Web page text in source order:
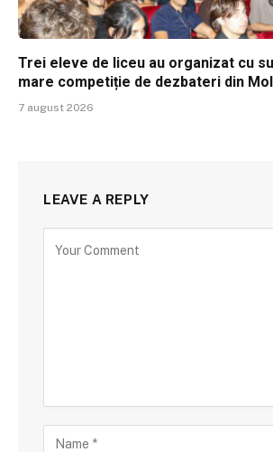
Trei eleve de liceu au organizat cu
mare competiție de dezbateri din
7 august 2026
LEAVE A REPLY